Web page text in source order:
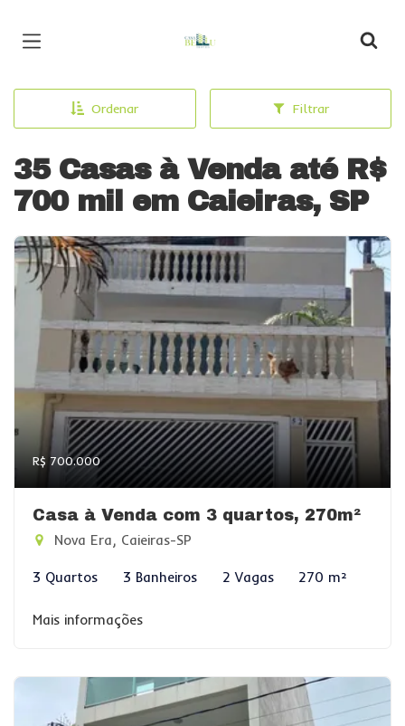
Ordenar Filtrar
35 Casas à Venda até R$
700 mil em Caieiras, SP
R$ 700.000
Casa à Venda com 3 quartos, 270m²
Nova Era, Caieiras-SP
3 Quartos 3 Banheiros 2 Vagas 270 m²
Mais informações